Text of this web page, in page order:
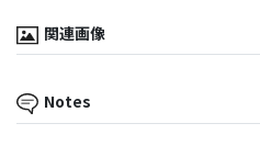
関連画像
Notes